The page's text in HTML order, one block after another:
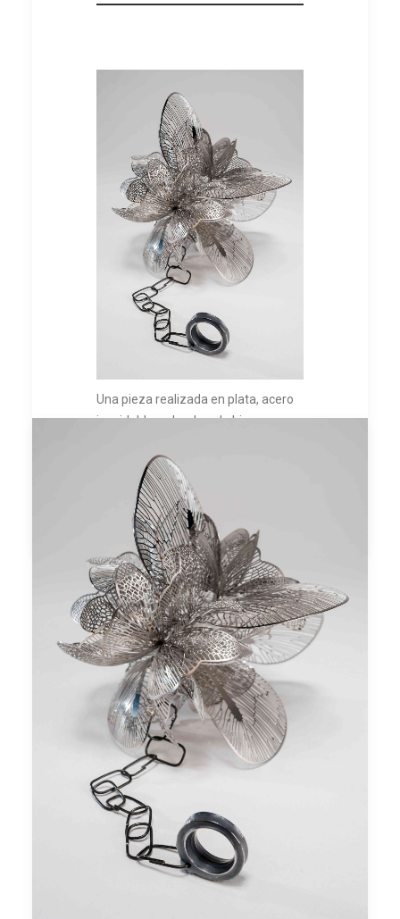
Una pieza realizada en plata, acero
inoxidable y alambre de hierro
by lajoyeriadeautor